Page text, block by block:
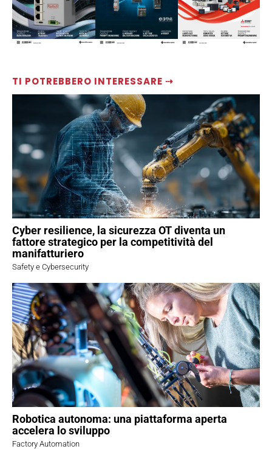
TI POTREBBERO INTERESSARE ⇢
Cyber resilience, la sicurezza OT diventa un
fattore strategico per la competitività del
manifatturiero
Safety e Cybersecurity
Robotica autonoma: una piattaforma aperta
accelera lo sviluppo
Factory Automation